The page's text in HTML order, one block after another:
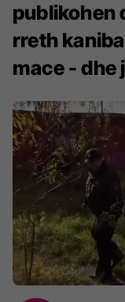
publikohen
rreth
mace - dhe